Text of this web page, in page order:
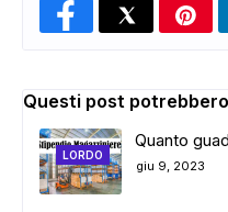
Questi post
LORDO
Quanto
giu 9, 2023